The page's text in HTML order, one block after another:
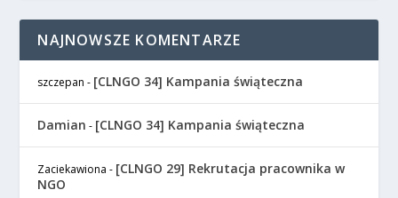
NAJNOWSZE KOMENTARZE
szczepan - [CLNGO 34] Kampania świąteczna
Damian - [CLNGO 34] Kampania świąteczna
Zaciekawiona - [CLNGO 29] Rekrutacja pracownika w
NGO